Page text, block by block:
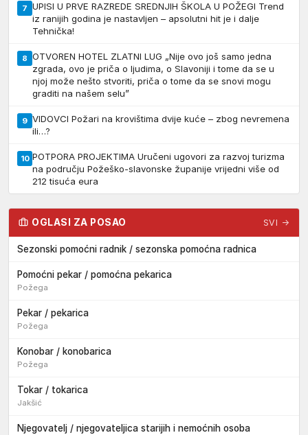
7 UPISI U PRVE RAZREDE SREDNJIH ŠKOLA U POŽEGI Trend
iz ranijih godina je nastavljen – apsolutni hit je i dalje
Tehnička!
8 OTVOREN HOTEL ZLATNI LUG „Nije ovo još samo jedna
zgrada, ovo je priča o ljudima, o Slavoniji i tome da se u
njoj može nešto stvoriti, priča o tome da se snovi mogu
graditi na našem selu”
9 VIDOVCI Požari na krovištima dvije kuće – zbog nevremena
ili…?
10 POTPORA PROJEKTIMA Uručeni ugovori za razvoj turizma
na području Požeško-slavonske županije vrijedni više od
212 tisuća eura
OGLASI ZA POSAO SVI →
Sezonski pomoćni radnik / sezonska pomoćna radnica
Pomoćni pekar / pomoćna pekarica
Požega
Pekar / pekarica
Požega
Konobar / konobarica
Požega
Tokar / tokarica
Jakšić
Njegovatelj / njegovateljica starijih i nemoćnih osoba